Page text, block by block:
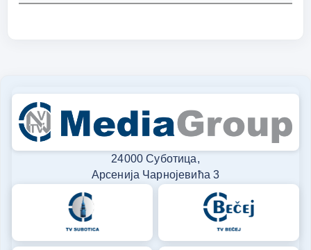
24000 Суботица,
Арсенија Чарнојевића 3